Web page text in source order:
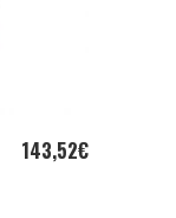
143,52€